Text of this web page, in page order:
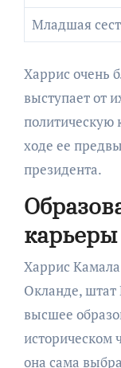
Младшая
Харрис очень
выступает от
политическую
ходе ее
президента.
карьеры
Харрис Камала
Окланде, штат
высшее
историческом
она сама